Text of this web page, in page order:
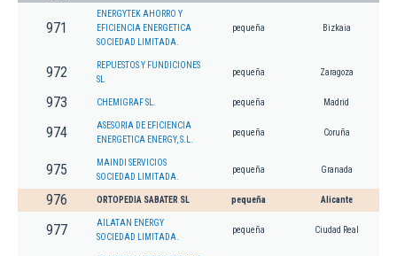
971
ENERGYTEK AHORRO Y
EFICIENCIA ENERGETICA
SOCIEDAD LIMITADA.
pequeña Bizkaia
972
REPUESTOS Y FUNDICIONES
SL
pequeña Zaragoza
973 CHEMIGRAF SL. pequeña Madrid
974
ASESORIA DE EFICIENCIA
ENERGETICA ENERGY, S.L.
pequeña Coruña
975
MAINDI SERVICIOS
SOCIEDAD LIMITADA.
pequeña Granada
976 ORTOPEDIA SABATER SL pequeña Alicante
977
AILATAN ENERGY
SOCIEDAD LIMITADA.
pequeña Ciudad Real